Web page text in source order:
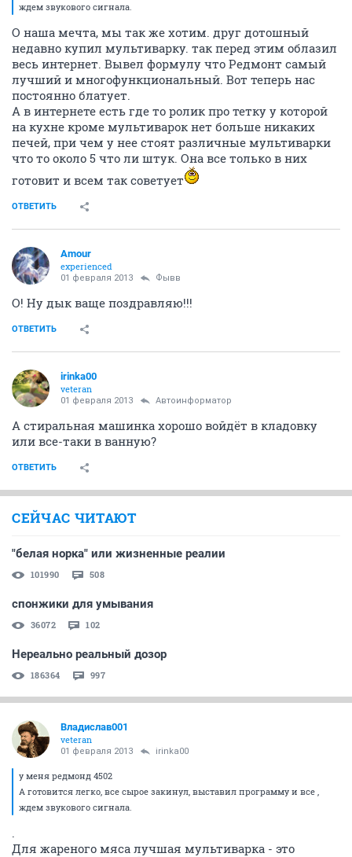
ждем звукового сигнала.
О наша мечта, мы так же хотим. друг дотошный
недавно купил мультиварку. так перед этим облазил
весь интернет. Вывел формулу что Редмонт самый
лучший и многофункциональный. Вот теперь нас
постоянно блатует.
А в интернете есть где то ролик про тетку у которой
на кухне кроме мультиварок нет больше никаких
печей, при чем у нее стоят различные мультиварки
что то около 5 что ли штук. Она все только в них
готовит и всем так советует
ОТВЕТИТЬ
Аmоur
experienced
01 февраля 2013 Фывв
О! Ну дык ваще поздравляю!!!
ОТВЕТИТЬ
irinka00
veteran
01 февраля 2013 Автоинформатор
А стиральная машинка хорошо войдёт в кладовку
или все-таки в ванную?
ОТВЕТИТЬ
СЕЙЧАС ЧИТАЮТ
"белая норка" или жизненные реалии
101990 508
спонжики для умывания
36072 102
Нереально реальный дозор
186364 997
Владислав001
veteran
01 февраля 2013 irinka00
у меня редмонд 4502
А готовится легко, все сырое закинул, выставил программу и все ,
ждем звукового сигнала.
.
Для жареного мяса лучшая мультиварка - это